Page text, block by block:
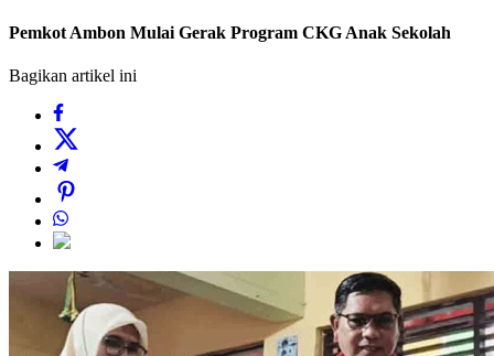
Pemkot Ambon Mulai Gerak Program CKG Anak Sekolah
Bagikan artikel ini